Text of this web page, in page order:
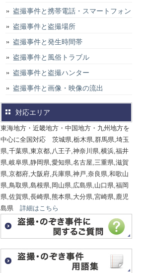
盗撮事件と携帯電話・スマートフォン
盗撮事件と盗撮場所
盗撮事件と発生時間帯
盗撮事件と風俗トラブル
盗撮事件と盗撮ハンター
盗撮事件と画像・映像の流出
対応エリア
東海地方・近畿地方・中国地方・九州地方を
中心に全国対応 茨城県,栃木県,群馬県,埼玉
県,千葉県,東京都,八王子,神奈川県,横浜,福井
県,岐阜県,静岡県,愛知県,名古屋,三重県,滋賀
県,京都府,大阪府,兵庫県,神戸,奈良県,和歌山
県,鳥取県,島根県,岡山県,広島県,山口県,福岡
県,佐賀県,長崎県,熊本県,大分県,宮崎県,鹿児
島県 詳細はこちら